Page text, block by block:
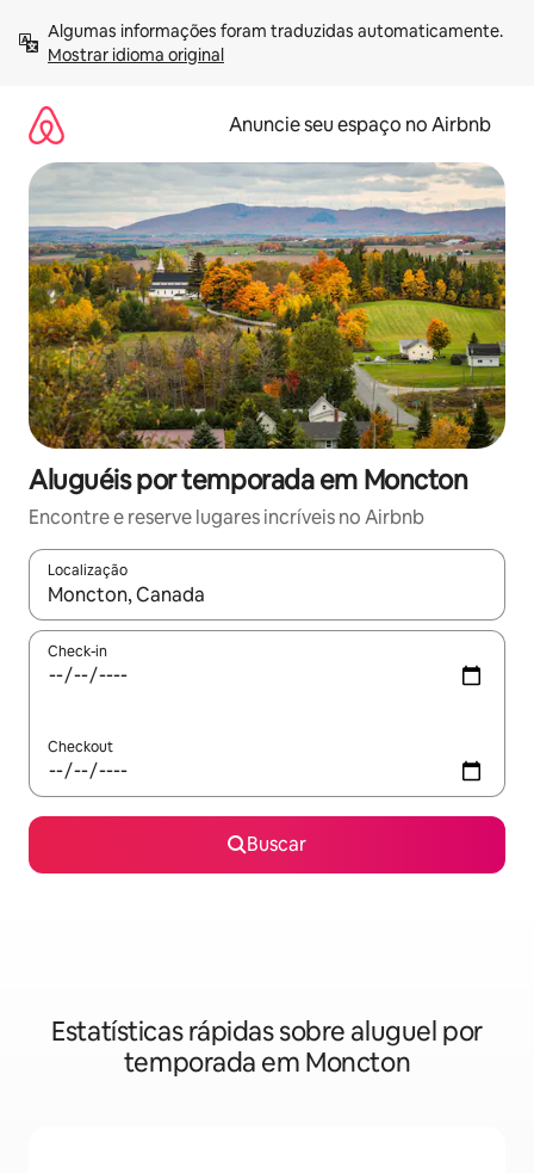
para
Mostrar idioma original
Anuncie seu espaço no Airbnb
Aluguéis por temporada em Moncton
Encontre e reserve lugares incríveis no Airbnb
Localização
Quando os resultados estiverem disponíveis, explore-os
Check-in
Checkout
Buscar
Estatísticas rápidas sobre aluguel por
temporada em Moncton